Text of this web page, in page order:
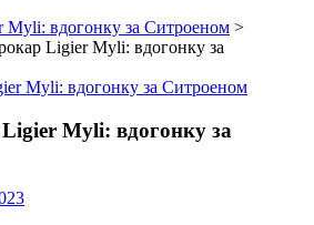
вдогонку за Ситроеном >
Ligier Myli: вдогонку за
Myli: вдогонку за